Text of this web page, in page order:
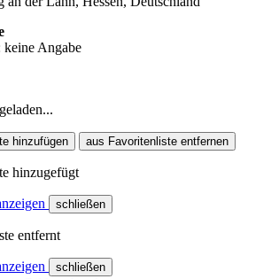
Angabe
hinzufügen aus Favoritenliste entfernen
hinzugefügt
schließen
entfernt
schließen